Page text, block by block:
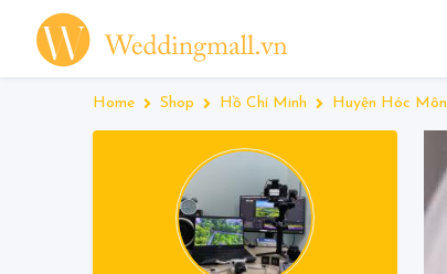
Home Shop Hồ Chí Minh Huyện Hóc Môn